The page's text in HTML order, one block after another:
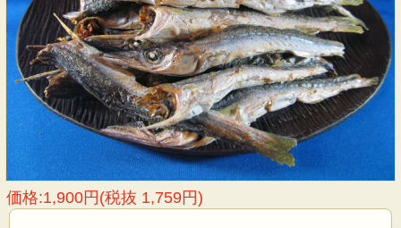
価格:1,900円(税抜 1,759円)